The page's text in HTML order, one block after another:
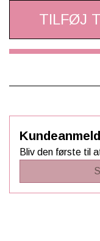
blodcirkulationen
hjælpe på stive
TILFØJ
Bliv den første til